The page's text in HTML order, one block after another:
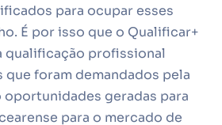
para ocupar esses
É por isso que o Qualificar+
qualificação profissional
foram demandados pela
oportunidades geradas para
para o mercado de